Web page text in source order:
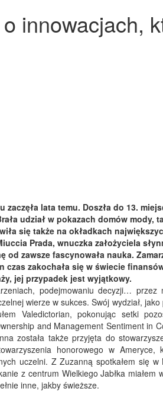
innowacjach,
lata temu. Doszła do 13.
udział w pokazach domów
się także na okładkach
Prada, wnuczka założyciela
zawsze fascynowała nauka.
czas zakochała się w świecie
jej przypadek jest wyjątkowy.
podejmowaniu decyzji…
wierze w sukces. Swój wydział,
Valedictorian, pokonując setki
and Management Sentiment in
została także przyjęta do
honorowego w
uczelni. Z Zuzanną spotkałem się
z centrum Wielkiego Jabłka
inne, jakby świeższe.